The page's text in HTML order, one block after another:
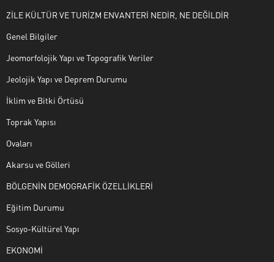
ZİLE KÜLTÜR VE TURİZM ENVANTERİ NEDİR, NE DEĞİLDİR
Genel Bilgiler
Jeomorfolojik Yapı ve Topografik Veriler
Jeolojik Yapı ve Deprem Durumu
İklim ve Bitki Örtüsü
Toprak Yapısı
Ovaları
Akarsu ve Gölleri
BÖLGENİN DEMOGRAFİK ÖZELLİKLERİ
Eğitim Durumu
Sosyo-Kültürel Yapı
EKONOMİ